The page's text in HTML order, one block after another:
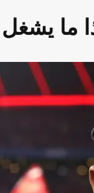
يشغل